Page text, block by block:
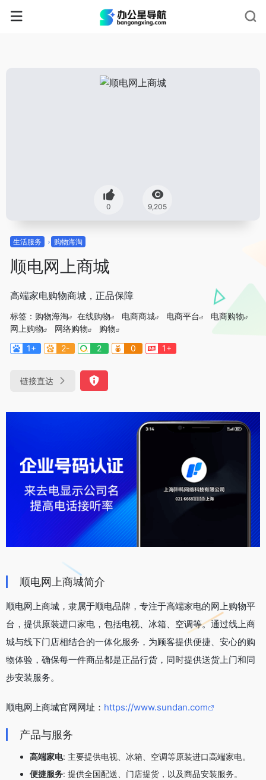
0 9,205
生活服务 购物海淘
顺电网上商城
高端家电购物商城，正品保障
标签： 购物海淘 在线购物 电商商城 电商平台
电商购物
网上购物
网络购物
购物
1+
2- 2 0 1+
链接直达
顺电网上商城简介
顺电网上商城，隶属于顺电品牌，专注于高端家电的网上购物平
台，提供原装进口家电，包括电视、冰箱、空调等。通过线上商
城与线下门店相结合的一体化服务，为顾客提供便捷、安心的购
物体验，确保每一件商品都是正品行货，同时提供送货上门和同
步安装服务。
顺电网上商城官网网址： https://www.sundan.com
产品与服务
高端家电: 主要提供电视、冰箱、空调等原装进口高端家电。
便捷服务: 提供全国配送、门店提货，以及商品安装服务。